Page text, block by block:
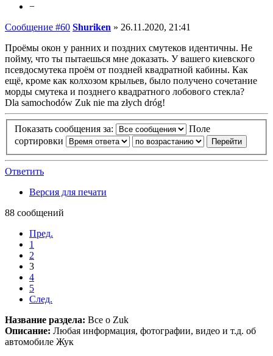
−
Сообщение #60 Shuriken » 26.11.2020, 21:41
Проёмы окон у ранних и поздних смутеков идентичны. Не
пойму, что ты пытаешься мне доказать. У вашего киевского
псевдосмутека проём от поздней квадратной кабины. Как
ещё, кроме как колхозом крыльев, было получено сочетание
морды смутека и позднего квадратного лобового стекла?
Dla samochodów Zuk nie ma złych dróg!
Показать сообщения за:
Поле
сортировки
Ответить
Версия для печати
88 сообщений
Пред.
1
2
3
4
5
След.
Название раздела: Все о Zuk
Описание: Любая информация, фотографии, видео и т.д. об
автомобиле Жук